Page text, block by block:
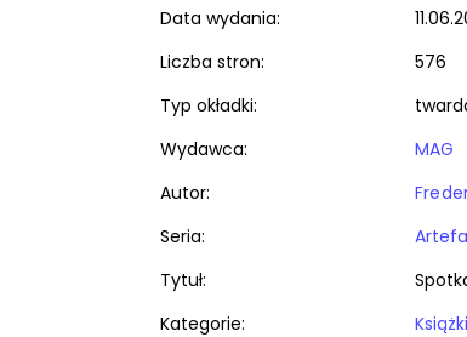
Data wydania:
Liczba stron:
576
Typ okładki:
Wydawca:
MAG
Autor:
Seria:
Tytuł:
Kategorie: